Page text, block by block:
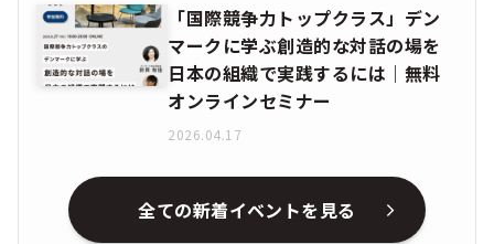
「国際競争力トップクラス」デン
マークに学ぶ創造的な対話の場を
日本の組織で実践するには｜無料
オンラインセミナー
2026.04.17
全ての新着イベントを見る